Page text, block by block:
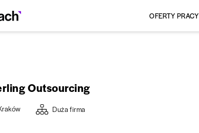
OFERTY PRACY
Outsourcing
Duża firma